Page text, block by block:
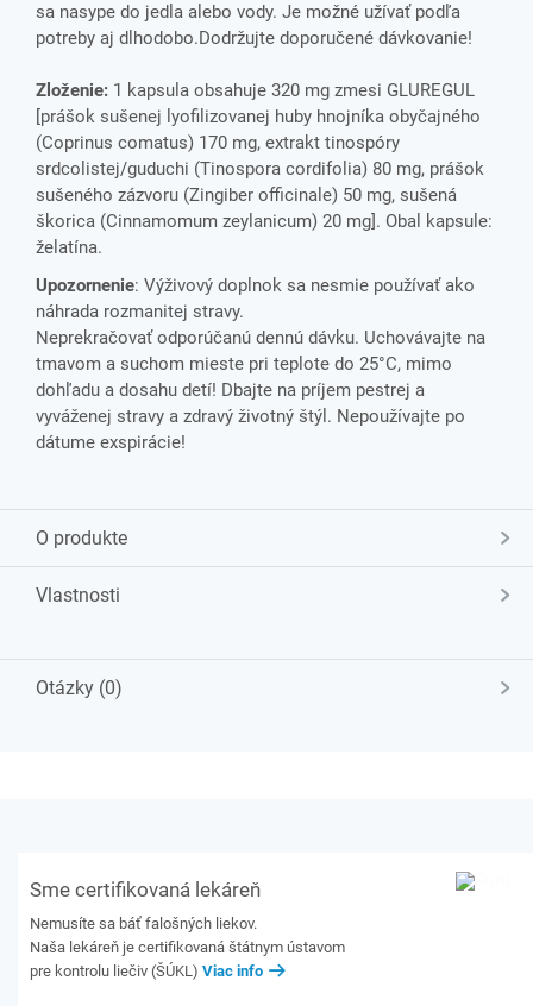
sa nasype do jedla alebo vody. Je možné užívať podľa
potreby aj dlhodobo.Dodržujte doporučené dávkovanie!
Zloženie: 1 kapsula obsahuje 320 mg zmesi GLUREGUL
[prášok sušenej lyofilizovanej huby hnojníka obyčajného
(Coprinus comatus) 170 mg, extrakt tinospóry
srdcolistej/guduchi (Tinospora cordifolia) 80 mg, prášok
sušeného zázvoru (Zingiber officinale) 50 mg, sušená
škorica (Cinnamomum zeylanicum) 20 mg]. Obal kapsule:
želatína.
Upozornenie: Výživový doplnok sa nesmie používať ako
náhrada rozmanitej stravy.
Neprekračovať odporúčanú dennú dávku. Uchovávajte na
tmavom a suchom mieste pri teplote do 25°C, mimo
dohľadu a dosahu detí! Dbajte na príjem pestrej a
vyváženej stravy a zdravý životný štýl. Nepoužívajte po
dátume exspirácie!
O produkte
Vlastnosti
Otázky (0)
Sme certifikovaná lekáreň
Nemusíte sa báť falošných liekov.
Naša lekáreň je certifikovaná štátnym ústavom
pre kontrolu liečiv (ŠÚKL) Viac info